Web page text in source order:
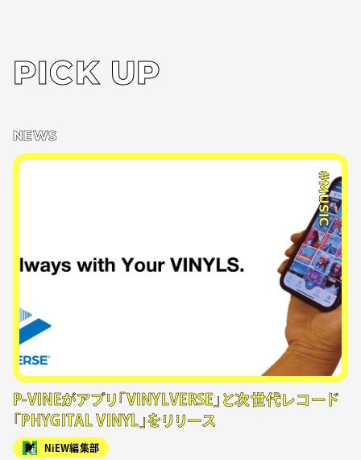
PICK UP
NEWS
#MUSIC
P-VINEがアプリ「VINYLVERSE」と次世代レコード
「PHYGITAL VINYL」をリリース
NiEW編集部